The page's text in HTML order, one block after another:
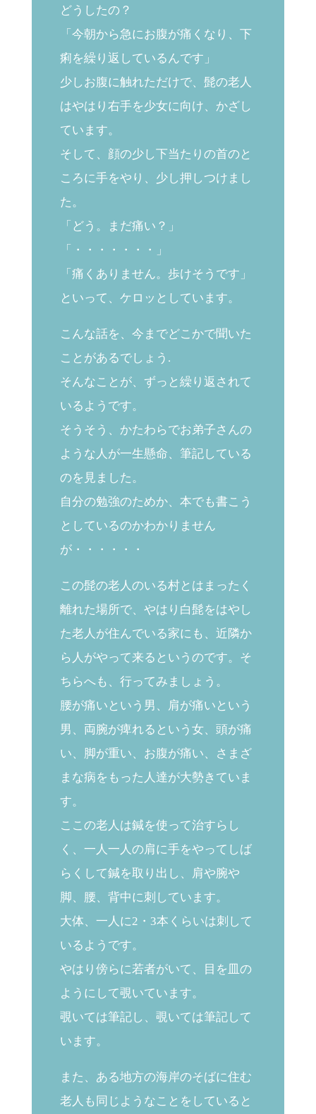
どうしたの？
「今朝から急にお腹が痛くなり、下
痢を繰り返しているんです」
少しお腹に触れただけで、髭の老人
はやはり右手を少女に向け、かざし
ています。
そして、顔の少し下当たりの首のと
ころに手をやり、少し押しつけまし
た。
「どう。まだ痛い？」
「・・・・・・・」
「痛くありません。歩けそうです」
といって、ケロッとしています。
こんな話を、今までどこかで聞いた
ことがあるでしょう.
そんなことが、ずっと繰り返されて
いるようです。
そうそう、かたわらでお弟子さんの
ような人が一生懸命、筆記している
のを見ました。
自分の勉強のためか、本でも書こう
としているのかわかりません
が・・・・・・
この髭の老人のいる村とはまったく
離れた場所で、やはり白髭をはやし
た老人が住んでいる家にも、近隣か
ら人がやって来るというのです。そ
ちらへも、行ってみましょう。
腰が痛いという男、肩が痛いという
男、両腕が痺れるという女、頭が痛
い、脚が重い、お腹が痛い、さまざ
まな病をもった人達が大勢きていま
す。
ここの老人は鍼を使って治すらし
く、一人一人の肩に手をやってしば
らくして鍼を取り出し、肩や腕や
脚、腰、背中に刺しています。
大体、一人に2・3本くらいは刺して
いるようです。
やはり傍らに若者がいて、目を皿の
ようにして覗いています。
覗いては筆記し、覗いては筆記して
います。
また、ある地方の海岸のそばに住む
老人も同じようなことをしていると